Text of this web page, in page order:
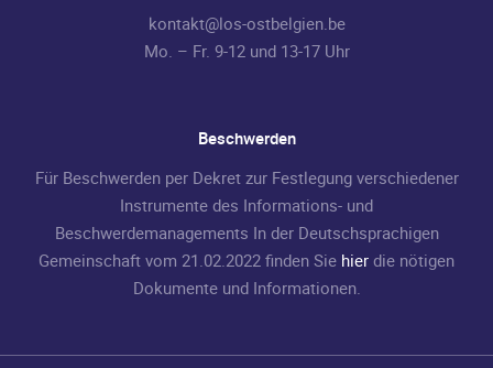
kontakt@los-ostbelgien.be
Mo. – Fr. 9-12 und 13-17 Uhr
Beschwerden
Für Beschwerden per Dekret zur Festlegung verschiedener
Instrumente des Informations- und
Beschwerdemanagements In der Deutschsprachigen
Gemeinschaft vom 21.02.2022 finden Sie hier die nötigen
Dokumente und Informationen.